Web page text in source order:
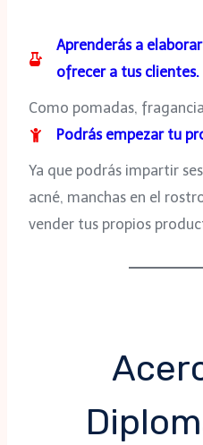
Aprenderás a
ofrecer a tus clientes.
Como pomadas,
Podrás empezar tu
Ya que podrás impartir
acné, manchas en el
vender tus propios